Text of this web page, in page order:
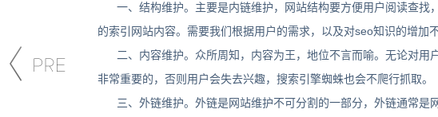
一、结构维护。主要是内链维护，网站结构要方便用户阅读查找
的索引网站内容。需要我们根据用户的需求，以及对seo知识的增加
二、内容维护。众所周知，内容为王，地位不言而喻。无论对用
非常重要的，否则用户会失去兴趣，搜索引擎蜘蛛也会不爬行抓取。
三、外链维护。外链是网站维护不可分割的一部分，外链通常是